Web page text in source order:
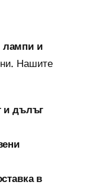
лампи и
Нашите
и дълъг
в